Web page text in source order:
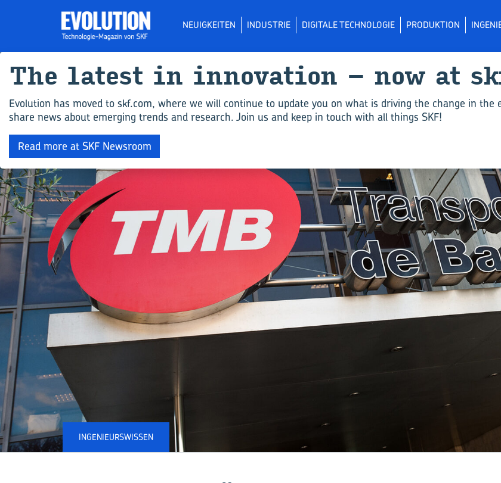
NEUIGKEITEN INDUSTRIE DIGITALE TECHNOLOGIE PRODUKTION
INGENIEURSWISSEN
The la­test in in­no­va­ti­on – now at
Evolution has moved to skf.com, where we will continue to update you on what is driving the change in the
share news about emerging trends and research. Join us and keep in touch with all things SKF!
Read more at SKF Newsroom